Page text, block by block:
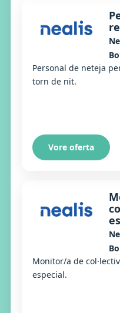
Personal de neteja
torn de nit.
Vore oferta
Monitor/a de
especial.